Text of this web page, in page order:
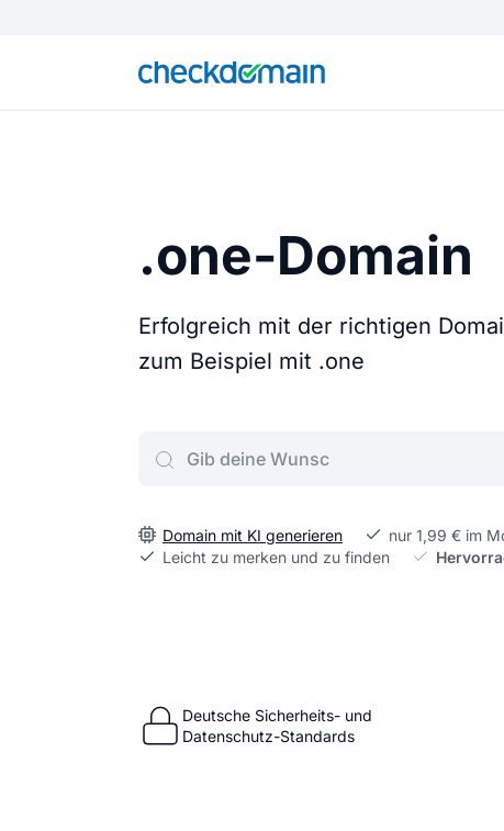
.one-Domain
Erfolgreich mit der richtigen
zum Beispiel mit .one
Domain mit KI generieren
nur 1,99 € im
Leicht zu merken und zu finden
Deutsche Sicherheits- und
Datenschutz-Standards